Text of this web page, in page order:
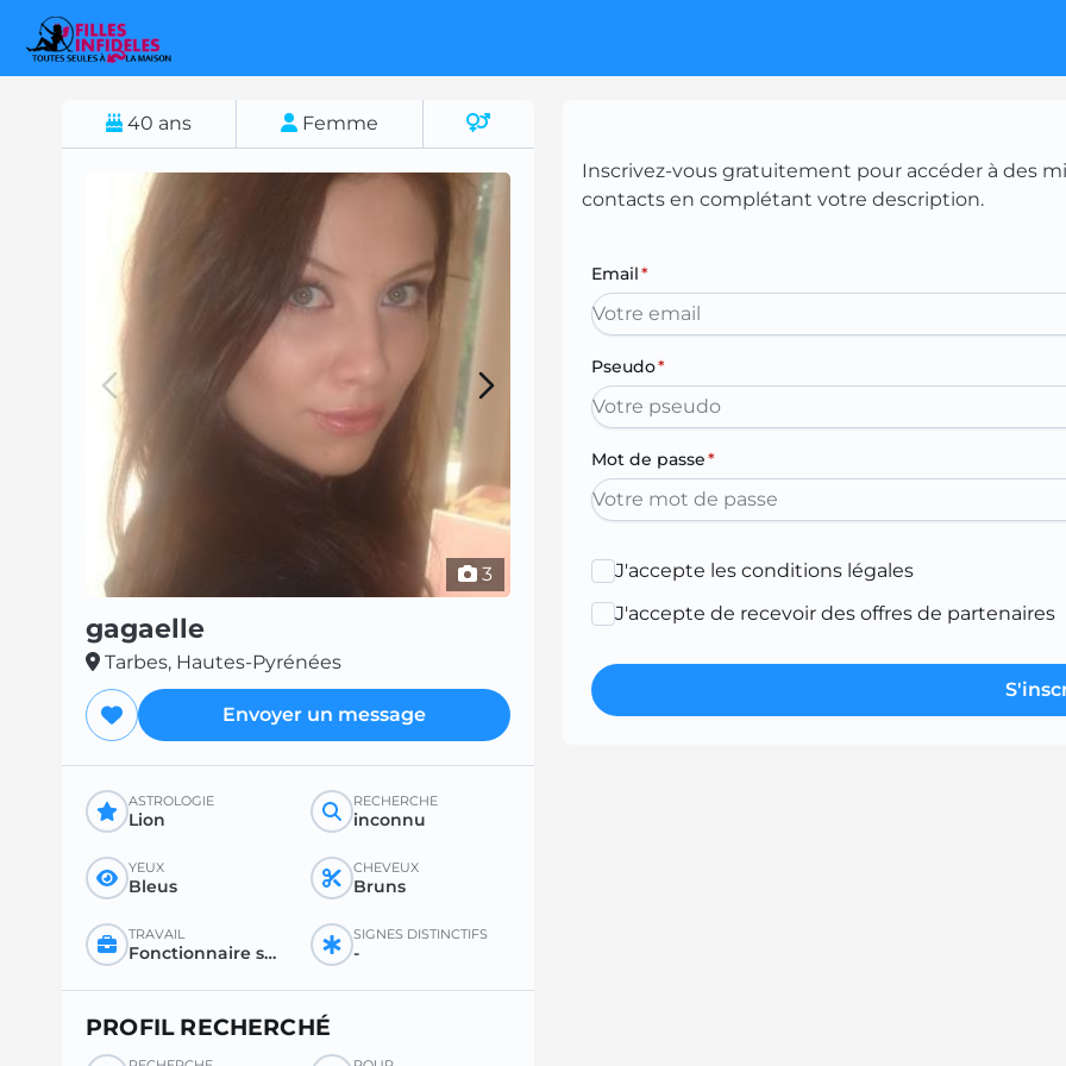
40 ans Femme
3
gagaelle
Tarbes, Hautes-Pyrénées
Envoyer un message
ASTROLOGIE
Lion
RECHERCHE
inconnu
YEUX
Bleus
CHEVEUX
Bruns
TRAVAIL
Fonctionnaire secrétariat
SIGNES DISTINCTIFS
-
PROFIL RECHERCHÉ
Inscrivez-vous gratuitement pour accéder à des
contacts en complétant votre description.
Email*
Pseudo*
Mot de passe*
J'accepte les conditions légales
J'accepte de recevoir des offres de partenaires